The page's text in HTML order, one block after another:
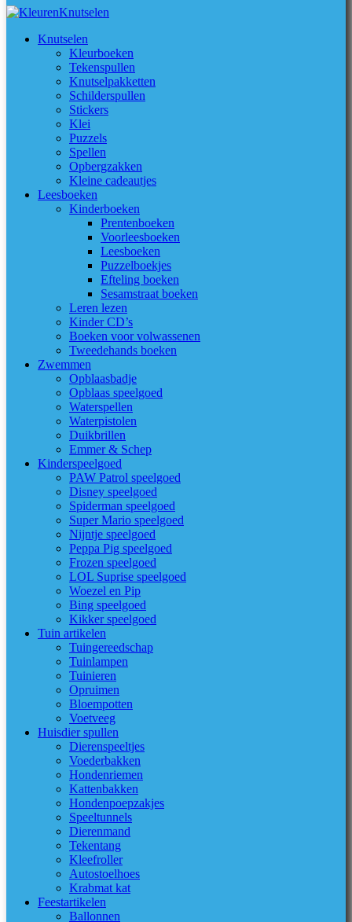
Knutselen
Kleurboeken
Tekenspullen
Knutselpakketten
Schilderspullen
Stickers
Klei
Puzzels
Spellen
Opbergzakken
Kleine cadeautjes
Leesboeken
Kinderboeken
Prentenboeken
Voorleesboeken
Leesboeken
Puzzelboekjes
Efteling boeken
Sesamstraat boeken
Leren lezen
Kinder CD’s
Boeken voor volwassenen
Tweedehands boeken
Zwemmen
Opblaasbadje
Opblaas speelgoed
Waterspellen
Waterpistolen
Duikbrillen
Emmer & Schep
Kinderspeelgoed
PAW Patrol speelgoed
Disney speelgoed
Spiderman speelgoed
Super Mario speelgoed
Nijntje speelgoed
Peppa Pig speelgoed
Frozen speelgoed
LOL Suprise speelgoed
Woezel en Pip
Bing speelgoed
Kikker speelgoed
Tuin artikelen
Tuingereedschap
Tuinlampen
Tuinieren
Opruimen
Bloempotten
Voetveeg
Huisdier spullen
Dierenspeeltjes
Voederbakken
Hondenriemen
Kattenbakken
Hondenpoepzakjes
Speeltunnels
Dierenmand
Tekentang
Kleefroller
Autostoelhoes
Krabmat kat
Feestartikelen
Ballonnen